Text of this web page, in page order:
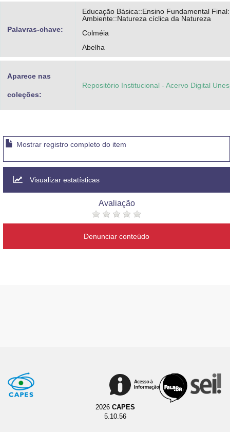
Palavras-chave:
Educação Básica::Ensino Fundamental
Ambiente::Natureza cíclica da Natureza
Colméia
Abelha
Aparece nas
coleções:
Repositório Institucional - Acervo Digital
Mostrar registro completo do item
Visualizar estatísticas
Avaliação
Denunciar conteúdo
2026 CAPES
5.10.56